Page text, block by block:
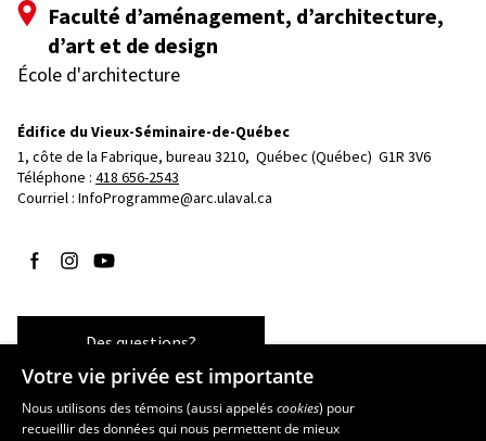
Faculté d’aménagement, d’architecture,
d’art et de design
École d'architecture
Édifice du Vieux-Séminaire-de-Québec
1, côte de la Fabrique, bureau 3210, Québec (Québec)  G1R 3V6
Téléphone : 418 656-2543
Courriel : InfoProgramme@arc.ulaval.ca
Suivez-nous sur Facebook
Suivez-nous sur Instagram
Suivez-nous sur YouTube
Des questions?
Les écoles et la recherche
Votre vie privée est importante
Nous utilisons des témoins (aussi appeléscookies) pour
recueillir des données qui nous permettent de mieux